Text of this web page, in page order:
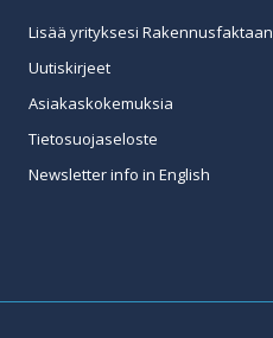
Lisää yrityksesi Rakennusfaktaan
Uutiskirjeet
Asiakaskokemuksia
Tietosuojaseloste
Newsletter info in English